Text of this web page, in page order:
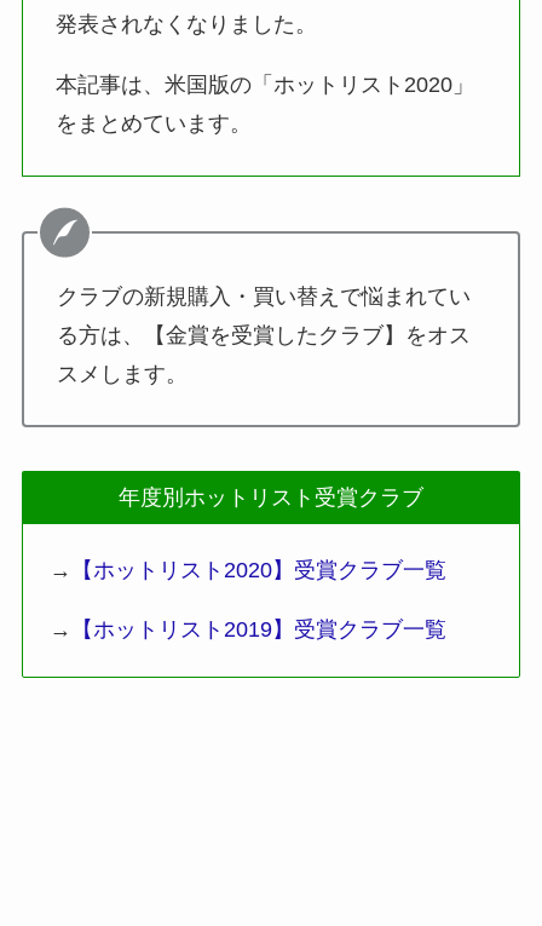
発表されなくなりました。
本記事は、米国版の「ホットリスト2020」
をまとめています。
クラブの新規購入・買い替えで悩まれてい
る方は、【金賞を受賞したクラブ】をオス
スメします。
年度別ホットリスト受賞クラブ
→ 【ホットリスト2020】受賞クラブ一覧
→ 【ホットリスト2019】受賞クラブ一覧